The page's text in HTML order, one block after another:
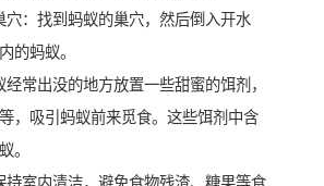
穴：找到蚂蚁的巢穴，然后倒入开水
的蚂蚁。
经常出没的地方放置一些甜蜜的饵剂，
，吸引蚂蚁前来觅食。这些饵剂中含
。